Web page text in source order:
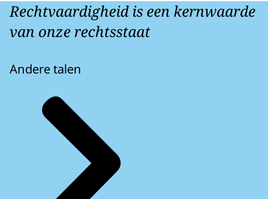
Rechtvaardigheid is een kernwaarde
van onze rechtsstaat
Andere talen